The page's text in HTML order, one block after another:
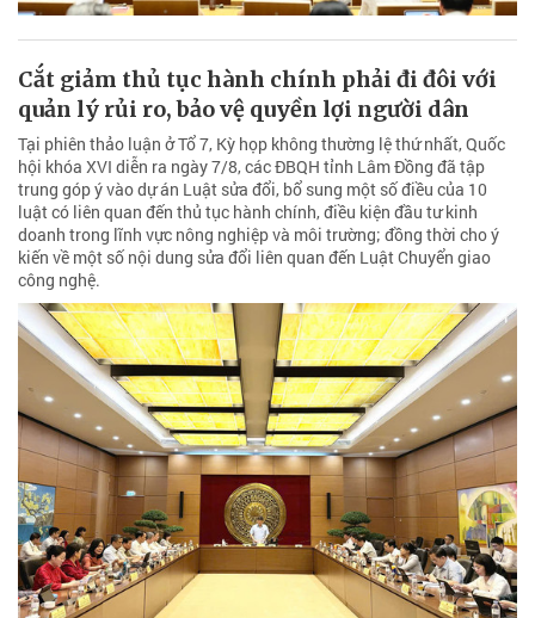
Cắt giảm thủ tục hành chính phải đi đôi với
quản lý rủi ro, bảo vệ quyền lợi người dân
Tại phiên thảo luận ở Tổ 7, Kỳ họp không thường lệ thứ nhất, Quốc
hội khóa XVI diễn ra ngày 7/8, các ĐBQH tỉnh Lâm Đồng đã tập
trung góp ý vào dự án Luật sửa đổi, bổ sung một số điều của 10
luật có liên quan đến thủ tục hành chính, điều kiện đầu tư kinh
doanh trong lĩnh vực nông nghiệp và môi trường; đồng thời cho ý
kiến về một số nội dung sửa đổi liên quan đến Luật Chuyển giao
công nghệ.